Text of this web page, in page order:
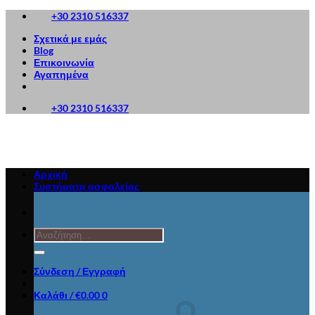
Μετάβαση
περιεχόμενο
+30 2310 516337
Σχετικά με εμάς
Blog
Επικοινωνία
Αγαπημένα
+30 2310 516337
Αναζήτηση
για:
Σύνδεση / Εγγραφή
Καλάθι /€0.000
Αρχική
Συστήματα ασφαλείας